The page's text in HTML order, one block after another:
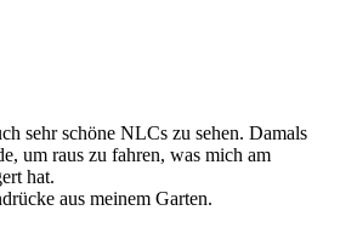
sehr schöne NLCs zu sehen. Damals
um raus zu fahren, was mich am
hat.
aus meinem Garten.